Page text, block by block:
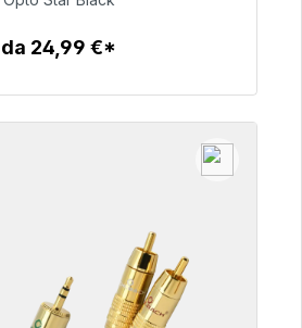
93,00 €
da 24,99 €*